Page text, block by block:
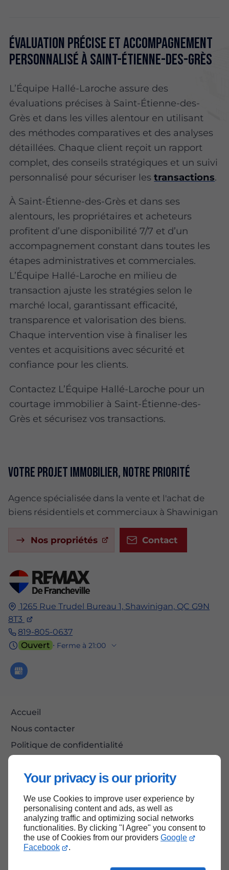
Your privacy is our priority
We use Cookies to improve user experience by
personalising content and ads, as well as
analyzing traffic and optimizing social networks
functionalities. By clicking "I Agree" you consent to
the use of Cookies from our providers Google
Facebook
.
Évaluation précise et accompagnement
personnalisé à Saint-Étienne-des-Grès
L’Équipe Hallé-Laroche assure des
évaluations précises à Saint-Étienne-des-
Grès et dans les villes alentour en utilisant
des méthodes comparatives et des analyses
détaillées. Chaque client reçoit un rapport
complet, des conseils stratégiques et un suivi
personnalisé pour sécuriser lestransactions.
À Saint-Étienne-des-Grès et dans ses
alentours, les propriétaires et acheteurs
profitent d’une disponibilité 7/7 et d’un
accompagnement constant dans toutes les
étapes administratives et commerciales.
L’Équipe Hallé-Laroche en milieu de
transaction ajuste les stratégies selon le
marché local, garantissant efficacité,
transparence et valorisation des biens.
Chaque intervention vise à finaliser les
ventes et acquisitions avec sécurité et
confiance pour les clients.
Contactez L’Équipe Hallé-Laroche pour un
courtage immobilier à Saint-Étienne-des-
Grès et sécurisez vos transactions.
1265 Rue Trudel Bureau 1, Shawinigan, QC G9N
8T3
819-805-0637
Ouvert ⋅ Ferme à 21:00
Accueil
Nous contacter
Politique de confidentialité
Votre projet immobilier, notre priorité
Agence spécialisée dans la vente et l'achat de
biens résidentiels et commerciaux à Shawinigan
Nos propriétés Contact
Haut de page